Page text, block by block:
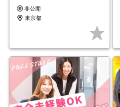
非公開
東京都